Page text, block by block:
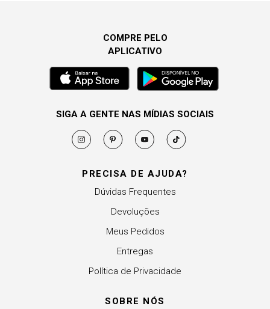
PRECISA DE AJUDA?
Dúvidas Frequentes
Devoluções
Meus Pedidos
Entregas
Política de Privacidade
SOBRE NÓS
COMPRE PELO
APLICATIVO
SIGA A GENTE NAS MÍDIAS SOCIAIS